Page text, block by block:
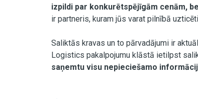
izpildi par konkurētspējīgām cenām,
ir partneris, kuram jūs varat pilnībā
Saliktās kravas un to pārvadājumi ir
Logistics pakalpojumu klāstā ietilpst
saņemtu visu nepieciešamo